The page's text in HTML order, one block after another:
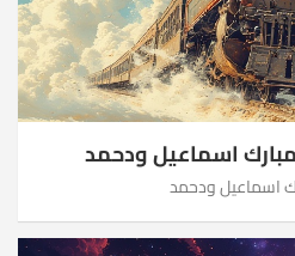
مبارك اسماعيل ودحمد
اسماعيل ودحمد